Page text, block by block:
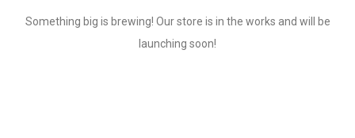
Something big is brewing! Our store is in the works and will be
launching soon!